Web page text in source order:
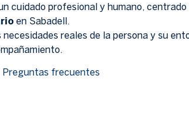
cuidado profesional y humano, centrado
en Sabadell.
reales de la persona y su
Preguntas frecuentes